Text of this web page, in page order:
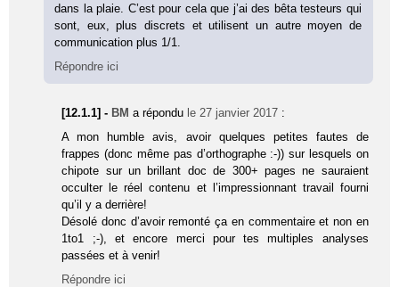
dans la plaie. C’est pour cela que j’ai des bêta testeurs qui
sont, eux, plus discrets et utilisent un autre moyen de
communication plus 1/1.
Répondre ici
[12.1.1] - BM a répondu le 27 janvier 2017 :
A mon humble avis, avoir quelques petites fautes de
frappes (donc même pas d’orthographe :-)) sur lesquels on
chipote sur un brillant doc de 300+ pages ne sauraient
occulter le réel contenu et l’impressionnant travail fourni
qu’il y a derrière!
Désolé donc d’avoir remonté ça en commentaire et non en
1to1 ;-), et encore merci pour tes multiples analyses
passées et à venir!
Répondre ici